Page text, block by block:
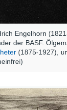
Engelhorn
der BASF.
(1875-1927),